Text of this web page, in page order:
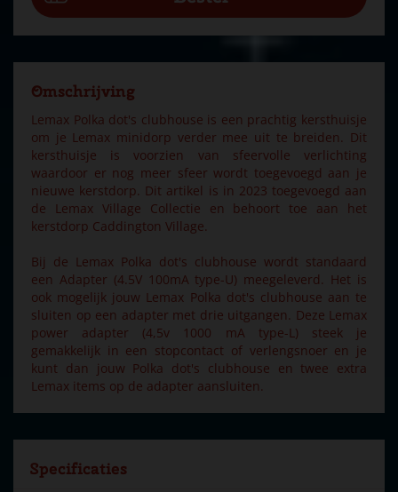
Omschrijving
Lemax Polka dot's clubhouse is een prachtig kersthuisje
om je Lemax minidorp verder mee uit te breiden. Dit
kersthuisje is voorzien van sfeervolle verlichting
waardoor er nog meer sfeer wordt toegevoegd aan je
nieuwe kerstdorp. Dit artikel is in 2023 toegevoegd aan
de Lemax Village Collectie en behoort toe aan het
kerstdorp Caddington Village.
Bij de Lemax Polka dot's clubhouse wordt standaard
een Adapter (4.5V 100mA type-U) meegeleverd. Het is
ook mogelijk jouw Lemax Polka dot's clubhouse aan te
sluiten op een adapter met drie uitgangen. Deze Lemax
power adapter (4,5v 1000 mA type-L) steek je
gemakkelijk in een stopcontact of verlengsnoer en je
kunt dan jouw Polka dot's clubhouse en twee extra
Lemax items op de adapter aansluiten.
Specificaties